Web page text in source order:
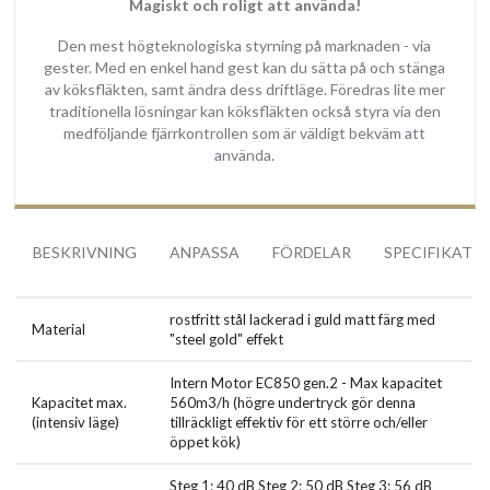
knappar eller display på kåpan.
Köksfläktens justerbara skorsten fästs med magneter som är
dolda inne i kåpan, tack vare detta finns det heller inga synliga
skruvar på köksfläktens ytterhölje.
Frihängande cylinder köksfläkten Monarc är en Premiumprodukt
kunders önskemål.
Belysning
2950° kelvin (varm) upp till 6500° kelvin (kall) som ställs in via den
Belysningen lyser upp hela spishällen och ger en god
arbetsbelysning. Dessutom kan du använda köksfläkten som
stämningsbelysning och med hjälp av dimmer skapa en mysig
Magiskt och roligt att använda!
Den mest högteknologiska styrning på marknaden - via
gester. Med en enkel hand gest kan du sätta på och stänga
av köksfläkten, samt ändra dess driftläge. Föredras lite mer
traditionella lösningar kan köksfläkten också styra via den
medföljande fjärrkontrollen som är väldigt bekväm att
använda.
BESKRIVNING ANPASSA FÖRDELAR
Material
rostfritt stål lackerad i guld matt färg med
"steel gold" effekt
Kapacitet max.
(intensiv läge)
Intern Motor EC850 gen.2 - Max kapacitet
560m3/h (högre undertryck gör denna
tillräckligt effektiv för ett större och/eller
öppet kök)
Steg 1: 40 dB Steg 2: 50 dB Steg 3: 56 dB